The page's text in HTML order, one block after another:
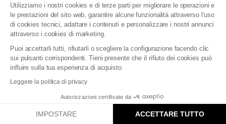
Utilizziamo i nostri cookies e di terze parti per migliorare le operazioni e
le prestazioni del sito web, garantire alcune funzionalità attraverso l'uso
di cookies tecnici, adattare i contenuti e personalizzare i nostri annunci
attraverso i cookies di marketing.
Puoi accettarli tutti, rifiutarli o scegliere la configurazione facendo clic
sui pulsanti corrispondenti. Tieni presente che il rifiuto dei cookies può
influire sulla tua esperienza di acquisto.
Leggere la politica di privacy
Autorizzazioni certificate da
IMPOSTARE ACCETTARE TUTTO
Condizioni generali vendita
Politica di gestione dei dati personali e dei cookie
Condizioni generali di vendita per clienti professionali
Dichiarazione di accessibilità